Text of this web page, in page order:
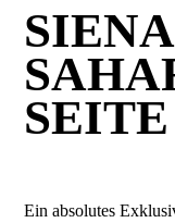
SEITE
Ein absolutes